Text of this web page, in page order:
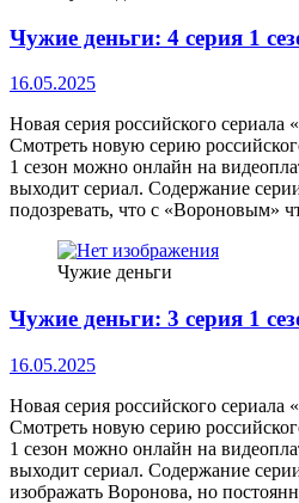
Чужие деньги: 4 серия 1
16.05.2025
Новая серия российского сериала
Смотреть новую серию
1 сезон можно онлайн на
выходит сериал. Содержание
подозревать, что с «Вороновым»
Чужие деньги
Чужие деньги: 3 серия 1
16.05.2025
Новая серия российского сериала
Смотреть новую серию
1 сезон можно онлайн на
выходит сериал. Содержание
изображать Воронова, но